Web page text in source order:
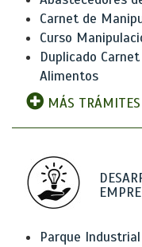
Carnet de
Curso
Duplicado
Alimentos
MÁS TRÁMITES
Parque